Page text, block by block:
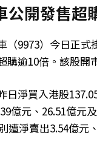
公開發售超
（9973）今日正式
購逾10倍。該股開
日淨買入港股
億元、26.51億元
別遭淨賣出3.54億